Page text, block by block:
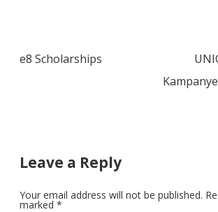
Post
e8 Scholarships
Leave a Reply
Your email address will not be published.
marked *